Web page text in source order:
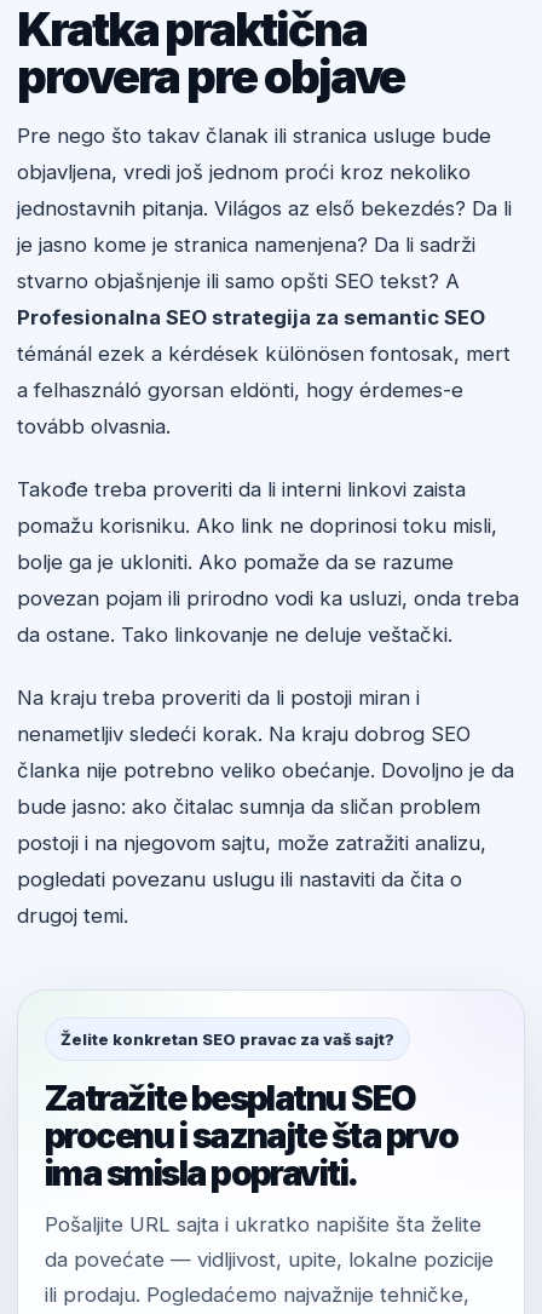
Kratka praktična
provera pre objave
Pre nego što takav članak ili stranica usluge bude
objavljena, vredi još jednom proći kroz nekoliko
jednostavnih pitanja. Világos az első bekezdés? Da li
je jasno kome je stranica namenjena? Da li sadrži
stvarno objašnjenje ili samo opšti SEO tekst? A
Profesionalna SEO strategija za semantic SEO
témánál ezek a kérdések különösen fontosak, mert
a felhasználó gyorsan eldönti, hogy érdemes-e
tovább olvasnia.
Takođe treba proveriti da li interni linkovi zaista
pomažu korisniku. Ako link ne doprinosi toku misli,
bolje ga je ukloniti. Ako pomaže da se razume
povezan pojam ili prirodno vodi ka usluzi, onda treba
da ostane. Tako linkovanje ne deluje veštački.
Na kraju treba proveriti da li postoji miran i
nenametljiv sledeći korak. Na kraju dobrog SEO
članka nije potrebno veliko obećanje. Dovoljno je da
bude jasno: ako čitalac sumnja da sličan problem
postoji i na njegovom sajtu, može zatražiti analizu,
pogledati povezanu uslugu ili nastaviti da čita o
drugoj temi.
Želite konkretan SEO pravac za vaš sajt?
Zatražite besplatnu SEO
procenu i saznajte šta prvo
ima smisla popraviti.
Pošaljite URL sajta i ukratko napišite šta želite
da povećate — vidljivost, upite, lokalne pozicije
ili prodaju. Pogledaćemo najvažnije tehničke,